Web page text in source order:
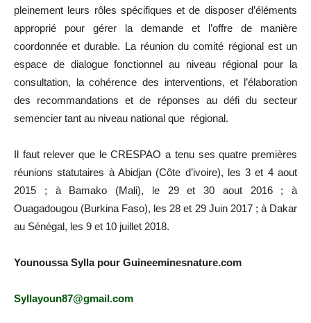
pleinement leurs rôles spécifiques et de disposer d’éléments
approprié pour gérer la demande et l’offre de manière
coordonnée et durable. La réunion du comité régional est un
espace de dialogue fonctionnel au niveau régional pour la
consultation, la cohérence des interventions, et l’élaboration
des recommandations et de réponses au défi du secteur
semencier tant au niveau national que régional.
Il faut relever que le CRESPAO a tenu ses quatre premières
réunions statutaires à Abidjan (Côte d’ivoire), les 3 et 4 aout
2015 ; à Bamako (Mali), le 29 et 30 aout 2016 ; à
Ouagadougou (Burkina Faso), les 28 et 29 Juin 2017 ; à Dakar
au Sénégal, les 9 et 10 juillet 2018.
Younoussa Sylla pour Guineeminesnature.com
Syllayoun87@gmail.com